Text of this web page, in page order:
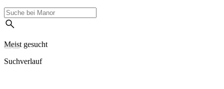
Meist gesucht
Suchverlauf